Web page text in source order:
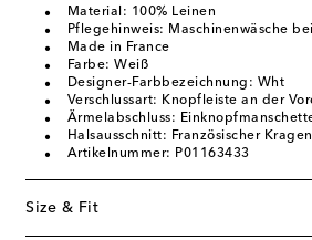
Material: 100% Leinen
Pflegehinweis: Maschinenwäsche
Made in France
Farbe: Weiß
Designer-Farbbezeichnung: Wht
Verschlussart: Knopfleiste an der
Ärmelabschluss:
Halsausschnitt: Französischer Kragen
Artikelnummer: P01163433
Size & Fit